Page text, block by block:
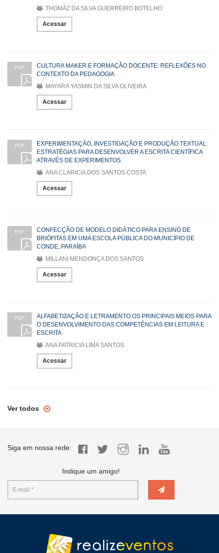
THOMÁZ DA SILVA GUERREIRO BOTELHO
Acessar
PDF
CULTURA MAKER E FORMAÇÃO DOCENTE: REFLEXÕES NO
CONTEXTO DA PEDAGOGIA
MAYARA YASMIN DA SILVA OLIVEIRA
Acessar
PDF
EXPERIMENTAÇÃO, INVESTIGAÇÃO E PRODUÇÃO TEXTUAL:
ESTRATÉGIAS PARA DESENVOLVER A ESCRITA CIENTÍFICA
ATRAVÉS DE EXPERIMENTOS
ANA CLARICIA DOS SANTOS COSTA
Acessar
PDF
CONFECÇÃO DE MODELO DIDÁTICO PARA ENSINO DE
BRIÓFITAS EM UMA ESCOLA PÚBLICA DO MUNICÍPIO DE
CONDE, PARAÍBA
MILLANI MENDONÇA DOS SANTOS
Acessar
PDF
ALFABETIZAÇÃO E LETRAMENTO OS PRINCIPAIS MEIOS PARA
O DESENVOLVIMENTO DAS COMPETÊNCIAS EM LEITURA E
ESCRITA
ANA PATRICIA LIMA SANTOS
Acessar
Ver todos
Siga em nossa rede:
Indique um amigo!